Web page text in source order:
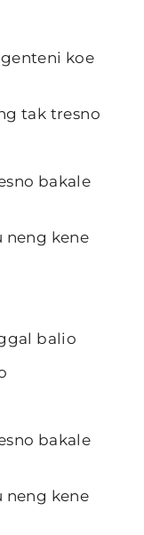
koe
tak tresno
bakale
neng kene
balio
bakale
neng kene